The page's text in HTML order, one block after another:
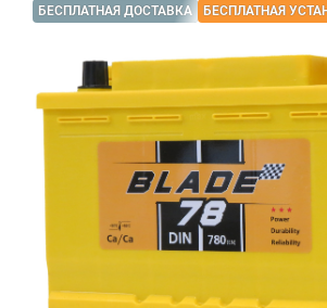
БЕСПЛАТНАЯ ДОСТАВКА БЕСПЛАТНАЯ